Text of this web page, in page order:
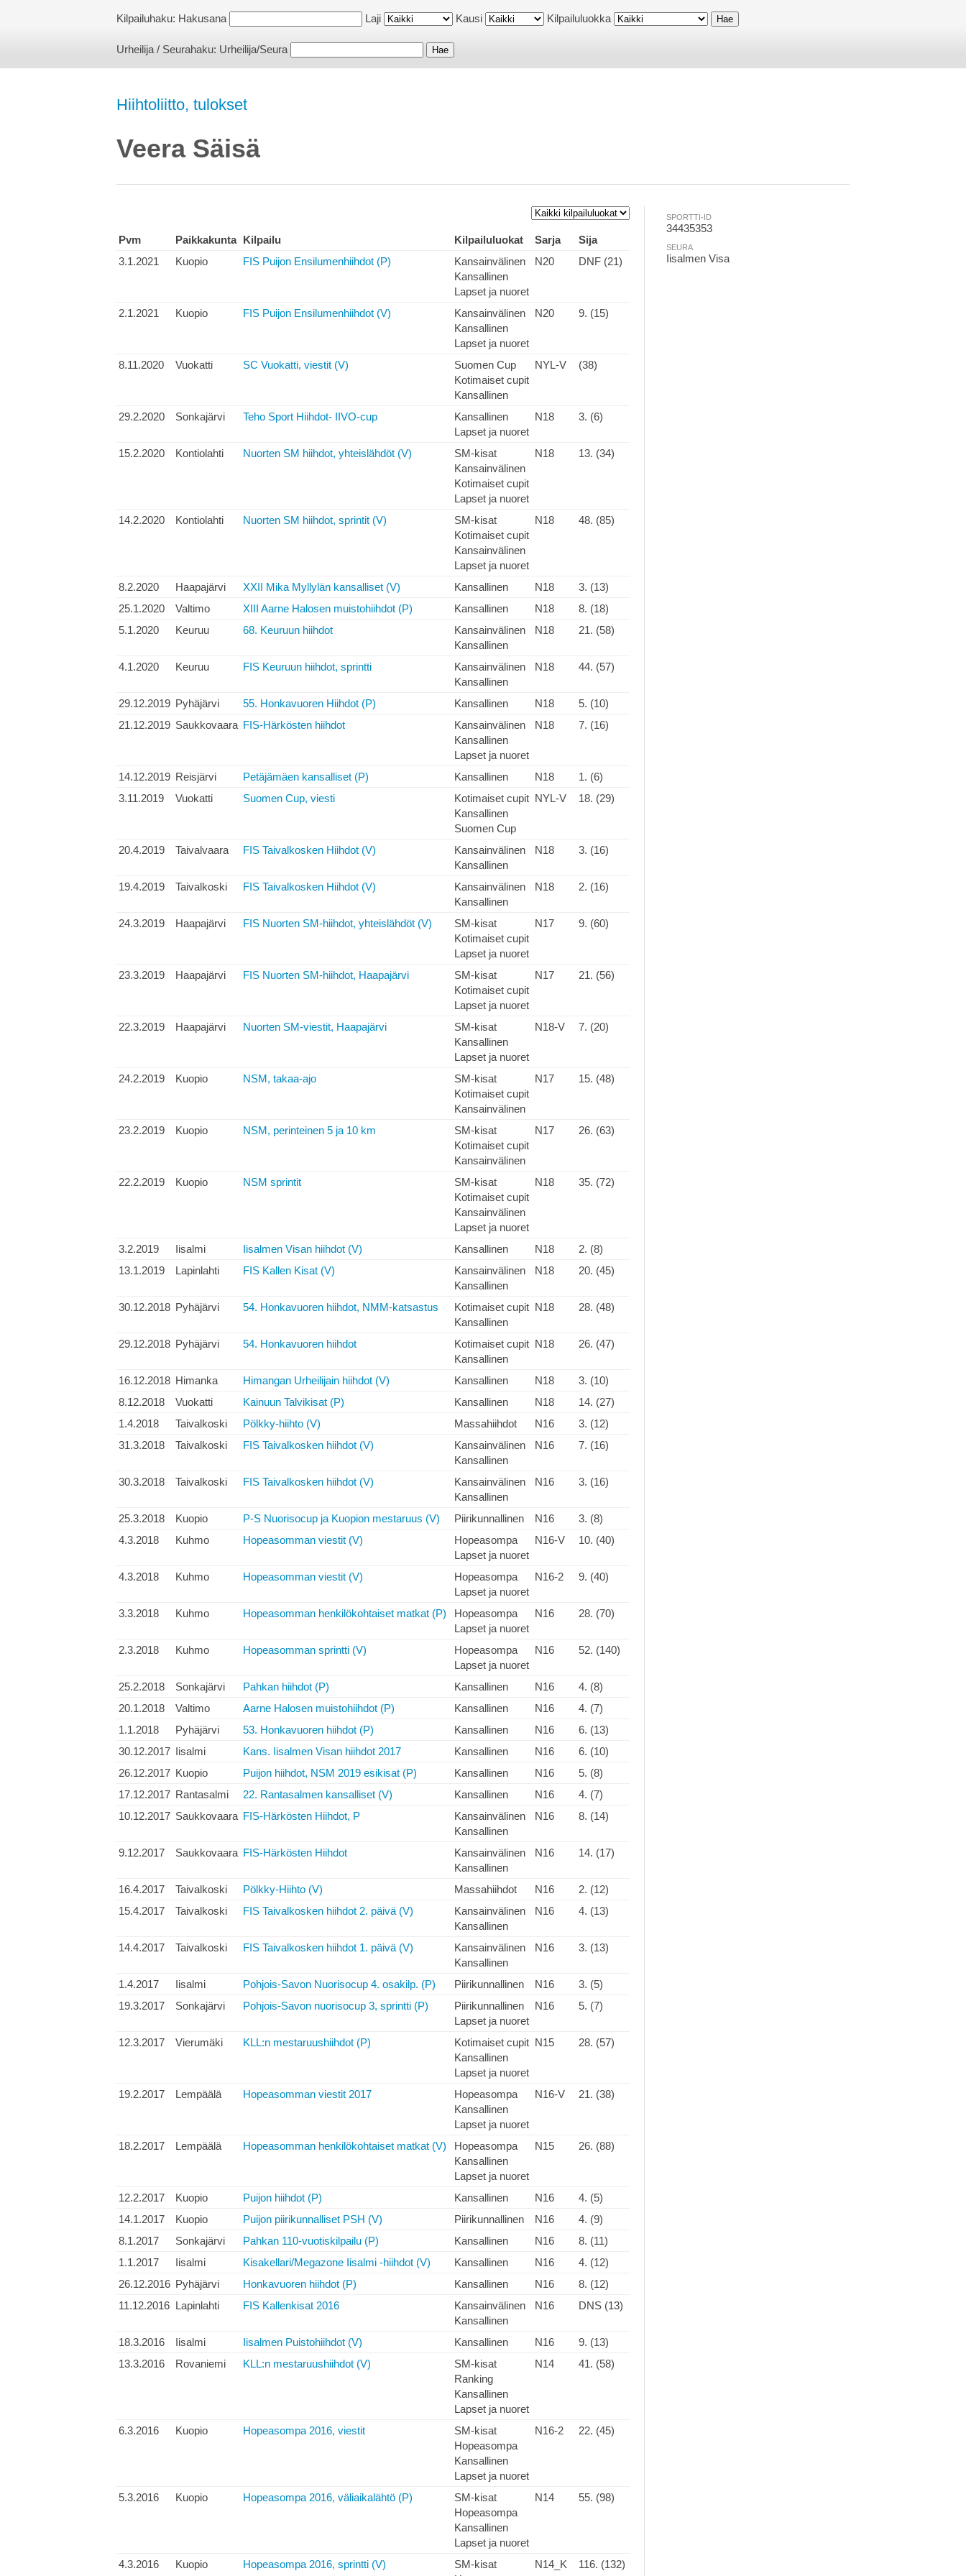
Kilpailuhaku: Hakusana Laji Kausi Kilpailuluokka
Urheilija / Seurahaku: Urheilija/Seura
Hiihtoliitto, tulokset
Veera Säisä
Pvm Paikkakunta Kilpailu Kilpailuluokat Sarja
Sija
3.1.2021
Kuopio FIS Puijon Ensilumenhiihdot (P)
Kansainvälinen
Kansallinen
Lapset ja nuoret
N20 DNF (21)
2.1.2021 Kuopio FIS Puijon Ensilumenhiihdot (V)
Kansainvälinen
Kansallinen
Lapset ja nuoret
N20 9. (15)
8.11.2020 Vuokatti SC Vuokatti, viestit (V)
Suomen Cup
Kotimaiset cupit
Kansallinen
NYL-V (38)
29.2.2020 Sonkajärvi Teho Sport Hiihdot- IIVO-cup
Kansallinen
Lapset ja nuoret
N18 3. (6)
15.2.2020 Kontiolahti Nuorten SM hiihdot, yhteislähdöt (V)
SM-kisat
Kansainvälinen
Kotimaiset cupit
Lapset ja nuoret
N18 13. (34)
14.2.2020 Kontiolahti Nuorten SM hiihdot, sprintit (V)
SM-kisat
Kotimaiset cupit
Kansainvälinen
Lapset ja nuoret
N18 48. (85)
8.2.2020 Haapajärvi XXII Mika Myllylän kansalliset (V) Kansallinen N18
3. (13)
25.1.2020
Valtimo XIII Aarne Halosen muistohiihdot (P) Kansallinen N18
8. (18)
5.1.2020
Keuruu 68. Keuruun hiihdot
Kansainvälinen
Kansallinen
N18 21. (58)
4.1.2020 Keuruu FIS Keuruun hiihdot, sprintti
Kansainvälinen
Kansallinen
N18 44. (57)
29.12.2019 Pyhäjärvi 55. Honkavuoren Hiihdot (P) Kansallinen N18
5. (10)
21.12.2019 Saukkovaara FIS-Härkösten hiihdot
Kansainvälinen
Kansallinen
Lapset ja nuoret
N18 7. (16)
14.12.2019 Reisjärvi Petäjämäen kansalliset (P) Kansallinen N18
1. (6)
3.11.2019
Vuokatti Suomen Cup, viesti
Kotimaiset cupit
Kansallinen
Suomen Cup
NYL-V 18. (29)
20.4.2019 Taivalvaara FIS Taivalkosken Hiihdot (V)
Kansainvälinen
Kansallinen
N18 3. (16)
19.4.2019 Taivalkoski FIS Taivalkosken Hiihdot (V)
Kansainvälinen
Kansallinen
N18 2. (16)
24.3.2019 Haapajärvi FIS Nuorten SM-hiihdot, yhteislähdöt (V)
SM-kisat
Kotimaiset cupit
Lapset ja nuoret
N17 9. (60)
23.3.2019 Haapajärvi FIS Nuorten SM-hiihdot, Haapajärvi
SM-kisat
Kotimaiset cupit
Lapset ja nuoret
N17 21. (56)
22.3.2019 Haapajärvi Nuorten SM-viestit, Haapajärvi
SM-kisat
Kansallinen
Lapset ja nuoret
N18-V 7. (20)
24.2.2019 Kuopio NSM, takaa-ajo
SM-kisat
Kotimaiset cupit
Kansainvälinen
N17 15. (48)
23.2.2019 Kuopio NSM, perinteinen 5 ja 10 km
SM-kisat
Kotimaiset cupit
Kansainvälinen
N17 26. (63)
22.2.2019 Kuopio NSM sprintit
SM-kisat
Kotimaiset cupit
Kansainvälinen
Lapset ja nuoret
N18 35. (72)
3.2.2019 Iisalmi Iisalmen Visan hiihdot (V) Kansallinen N18
2. (8)
13.1.2019
Lapinlahti FIS Kallen Kisat (V)
Kansainvälinen
Kansallinen
N18 20. (45)
30.12.2018 Pyhäjärvi 54. Honkavuoren hiihdot, NMM-katsastus
Kotimaiset cupit
Kansallinen
N18 28. (48)
29.12.2018 Pyhäjärvi 54. Honkavuoren hiihdot
Kotimaiset cupit
Kansallinen
N18 26. (47)
16.12.2018 Himanka Himangan Urheilijain hiihdot (V) Kansallinen N18
3. (10)
8.12.2018
Vuokatti Kainuun Talvikisat (P) Kansallinen N18
14. (27)
1.4.2018
Taivalkoski Pölkky-hiihto (V) Massahiihdot N16
3. (12)
31.3.2018
Taivalkoski FIS Taivalkosken hiihdot (V)
Kansainvälinen
Kansallinen
N16 7. (16)
30.3.2018 Taivalkoski FIS Taivalkosken hiihdot (V)
Kansainvälinen
Kansallinen
N16 3. (16)
25.3.2018 Kuopio P-S Nuorisocup ja Kuopion mestaruus (V) Piirikunnallinen N16
3. (8)
4.3.2018
Kuhmo Hopeasomman viestit (V)
Hopeasompa
Lapset ja nuoret
N16-V 10. (40)
4.3.2018 Kuhmo Hopeasomman viestit (V)
Hopeasompa
Lapset ja nuoret
N16-2 9. (40)
3.3.2018 Kuhmo Hopeasomman henkilökohtaiset matkat (P)
Hopeasompa
Lapset ja nuoret
N16 28. (70)
2.3.2018 Kuhmo Hopeasomman sprintti (V)
Hopeasompa
Lapset ja nuoret
N16 52. (140)
25.2.2018 Sonkajärvi Pahkan hiihdot (P) Kansallinen N16
4. (8)
20.1.2018
Valtimo Aarne Halosen muistohiihdot (P) Kansallinen N16
4. (7)
1.1.2018
Pyhäjärvi 53. Honkavuoren hiihdot (P) Kansallinen N16
6. (13)
30.12.2017 Iisalmi Kans. Iisalmen Visan hiihdot 2017 Kansallinen N16
6. (10)
26.12.2017 Kuopio Puijon hiihdot, NSM 2019 esikisat (P) Kansallinen N16
5. (8)
17.12.2017 Rantasalmi 22. Rantasalmen kansalliset (V) Kansallinen N16
4. (7)
10.12.2017 Saukkovaara FIS-Härkösten Hiihdot, P
Kansainvälinen
Kansallinen
N16 8. (14)
9.12.2017 Saukkovaara FIS-Härkösten Hiihdot
Kansainvälinen
Kansallinen
N16 14. (17)
16.4.2017 Taivalkoski Pölkky-Hiihto (V) Massahiihdot N16
2. (12)
15.4.2017
Taivalkoski FIS Taivalkosken hiihdot 2. päivä (V)
Kansainvälinen
Kansallinen
N16 4. (13)
14.4.2017 Taivalkoski FIS Taivalkosken hiihdot 1. päivä (V)
Kansainvälinen
Kansallinen
N16 3. (13)
1.4.2017 Iisalmi Pohjois-Savon Nuorisocup 4. osakilp. (P) Piirikunnallinen N16
3. (5)
19.3.2017
Sonkajärvi Pohjois-Savon nuorisocup 3, sprintti (P)
Piirikunnallinen
Lapset ja nuoret
N16 5. (7)
12.3.2017 Vierumäki KLL:n mestaruushiihdot (P)
Kotimaiset cupit
Kansallinen
Lapset ja nuoret
N15 28. (57)
19.2.2017 Lempäälä Hopeasomman viestit 2017
Hopeasompa
Kansallinen
Lapset ja nuoret
N16-V 21. (38)
18.2.2017 Lempäälä Hopeasomman henkilökohtaiset matkat (V)
Hopeasompa
Kansallinen
Lapset ja nuoret
N15 26. (88)
12.2.2017 Kuopio Puijon hiihdot (P) Kansallinen N16
4. (5)
14.1.2017
Kuopio Puijon piirikunnalliset PSH (V) Piirikunnallinen N16
4. (9)
8.1.2017
Sonkajärvi Pahkan 110-vuotiskilpailu (P) Kansallinen N16
8. (11)
1.1.2017
Iisalmi Kisakellari/Megazone Iisalmi -hiihdot (V) Kansallinen N16
4. (12)
26.12.2016 Pyhäjärvi Honkavuoren hiihdot (P) Kansallinen N16
8. (12)
11.12.2016 Lapinlahti FIS Kallenkisat 2016
Kansainvälinen
Kansallinen
N16 DNS (13)
18.3.2016 Iisalmi Iisalmen Puistohiihdot (V) Kansallinen N16
9. (13)
13.3.2016
Rovaniemi KLL:n mestaruushiihdot (V)
SM-kisat
Ranking
Kansallinen
Lapset ja nuoret
N14 41. (58)
6.3.2016 Kuopio Hopeasompa 2016, viestit
SM-kisat
Hopeasompa
Kansallinen
Lapset ja nuoret
N16-2 22. (45)
5.3.2016 Kuopio Hopeasompa 2016, väliaikalähtö (P)
SM-kisat
Hopeasompa
Kansallinen
Lapset ja nuoret
N14 55. (98)
4.3.2016 Kuopio Hopeasompa 2016, sprintti (V)
SM-kisat
N14_K 116. (132)
SPORTTI-ID
34435353
SEURA
Iisalmen Visa